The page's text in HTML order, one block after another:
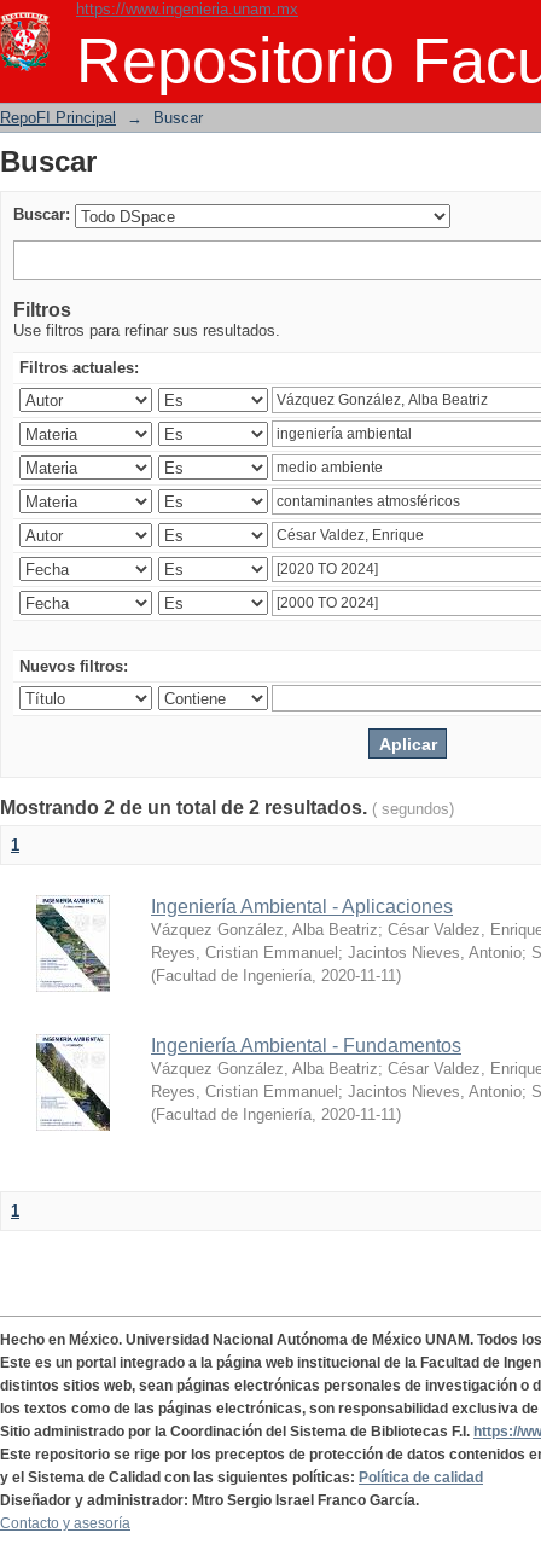
https://www.ingenieria.unam.mx
Repositorio
Buscar
RepoFI Principal → Buscar
Buscar
Buscar:
Filtros
Use filtros para refinar sus resultados.
Filtros actuales:
Nuevos filtros:
Mostrando 2 de un total de 2 resultados. ( segundos)
1
Ingeniería Ambiental - Aplicaciones
Vázquez González, Alba Beatriz; César Valdez,
Reyes, Cristian Emmanuel ; Jacintos Nieves, Antonio;
(Facultad de Ingeniería, 2020-11-11)
Ingeniería Ambiental - Fundamentos
Vázquez González, Alba Beatriz; César Valdez,
Reyes, Cristian Emmanuel ; Jacintos Nieves, Antonio;
(Facultad de Ingeniería, 2020-11-11)
1
Hecho en México. Universidad Nacional Autónoma de México UNAM. Todos
Este es un portal integrado a la página web institucional de la Facultad de
distintos sitios web, sean páginas electrónicas personales de investigación o
los textos como de las páginas electrónicas, son responsabilidad exclusiva
Sitio administrado por la Coordinación del Sistema de Bibliotecas F.I. https://
Este repositorio se rige por los preceptos de protección de datos contenidos
y el Sistema de Calidad con las siguientes políticas: Política de calidad
Diseñador y administrador: Mtro Sergio Israel Franco García.
Contacto y asesoría